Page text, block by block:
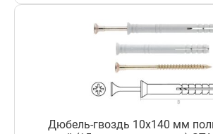
Дюбель-гвоздь 10х140 мм